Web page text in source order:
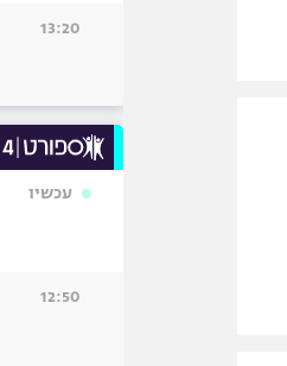
13:20
עכשיו
12:50